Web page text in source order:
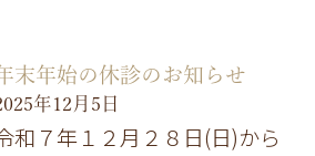
末年始の休診のお知らせ
年12月5日
和７年１２月２８日(日)から